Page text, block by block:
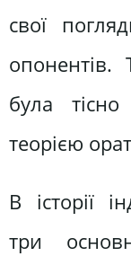
свої
опонентів.
була
теорією
В історії
три